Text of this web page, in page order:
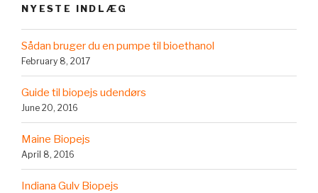
NYESTE INDLÆG
Sådan bruger du en pumpe til bioethanol
February 8, 2017
Guide til biopejs udendørs
June 20, 2016
Maine Biopejs
April 8, 2016
Indiana Gulv Biopejs